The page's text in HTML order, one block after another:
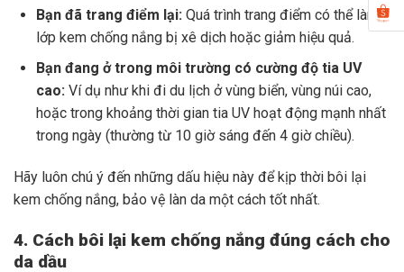
Bạn đã trang điểm lại: Quá trình trang điểm có thể làm
lớp kem chống nắng bị xê dịch hoặc giảm hiệu quả.
Bạn đang ở trong môi trường có cường độ tia UV
cao: Ví dụ như khi đi du lịch ở vùng biển, vùng núi cao,
hoặc trong khoảng thời gian tia UV hoạt động mạnh nhất
trong ngày (thường từ 10 giờ sáng đến 4 giờ chiều).
Hãy luôn chú ý đến những dấu hiệu này để kịp thời bôi lại
kem chống nắng, bảo vệ làn da một cách tốt nhất.
4. Cách bôi lại kem chống nắng đúng cách cho
da dầu